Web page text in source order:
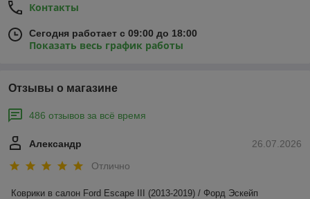
Контакты
Сегодня работает с 09:00 до 18:00
Показать весь график работы
Отзывы о магазине
486 отзывов за всё время
26.07.2026
Александр
Отлично
Коврики в салон Ford Escape III (2013-2019) / Форд Эскейп